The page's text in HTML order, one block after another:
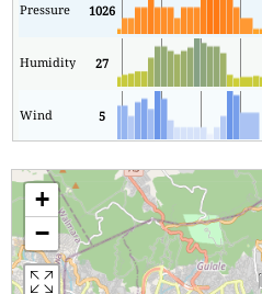
Pressure 1026
Humidity 27
Wind 5
+
−